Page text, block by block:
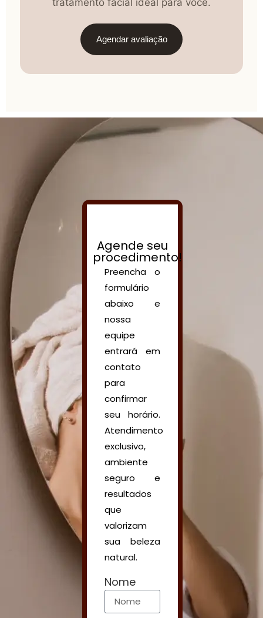
tratamento facial ideal para você.
Agendar avaliação
Agende seu
procedimento!
Preencha o
formulário
abaixo e
nossa
equipe
entrará em
contato
para
confirmar
seu horário.
Atendimento
exclusivo,
ambiente
seguro e
resultados
que
valorizam
sua beleza
natural.
Nome